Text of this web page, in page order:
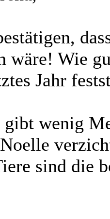
wäre! Wie
Jahr
gibt wenig
sind die